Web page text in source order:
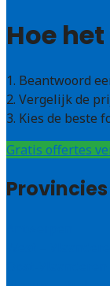
Hoe
1. Beantwoord
2. Vergelijk de
3. Kies de beste
Gratis offertes
Provincies